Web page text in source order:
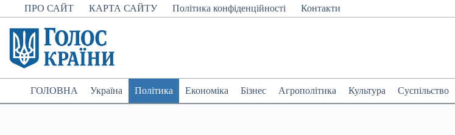
Перейти
до
вмісту
ПРО САЙТ КАРТА САЙТУ Політика конфіденційності Контакти
ГОЛОВНА Україна Політика Економіка Бізнес Агрополітика Культура Суспільство